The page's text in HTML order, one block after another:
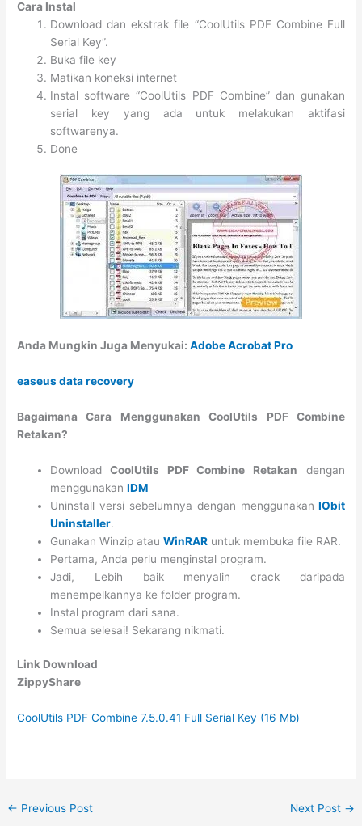
Cara Instal
Download dan ekstrak file “CoolUtils PDF Combine Full
Serial Key”.
Buka file key
Matikan koneksi internet
Instal software “CoolUtils PDF Combine” dan gunakan
serial key yang ada untuk melakukan aktifasi
softwarenya.
Done
Anda Mungkin Juga Menyukai:Adobe Acrobat Pro
easeus data recovery
Bagaimana Cara Menggunakan CoolUtils PDF Combine
Retakan?
Download CoolUtils PDF Combine Retakan dengan
menggunakanIDM
Uninstall versi sebelumnya dengan menggunakan IObit
Uninstaller.
Gunakan Winzip atauWinRAR untuk membuka file RAR.
Pertama, Anda perlu menginstal program.
Jadi, Lebih baik menyalin crack daripada
menempelkannya ke folder program.
Instal program dari sana.
Semua selesai! Sekarang nikmati.
Link Download
ZippyShare
CoolUtils PDF Combine 7.5.0.41 Full Serial Key (16 Mb)
← Previous Post Next Post →